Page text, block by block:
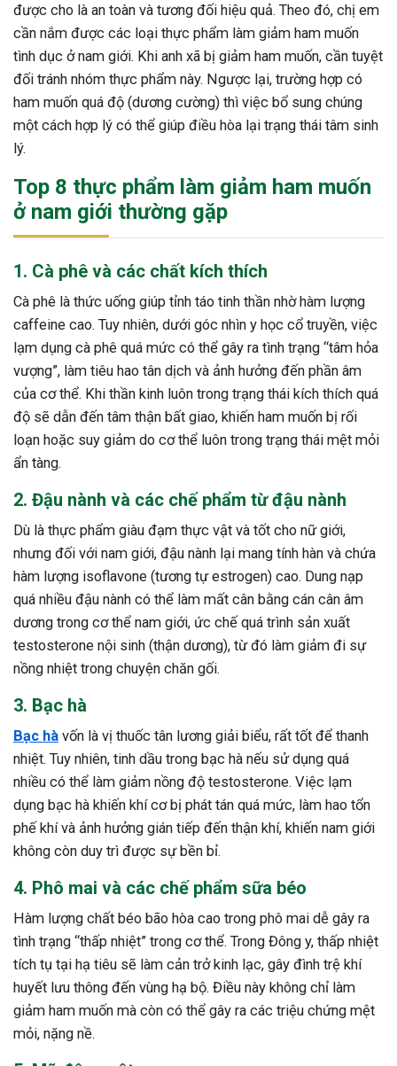
được cho là an toàn và tương đối hiệu quả. Theo đó, chị em
cần nắm được các loại thực phẩm làm giảm ham muốn
tình dục ở nam giới. Khi anh xã bị giảm ham muốn, cần tuyệt
đối tránh nhóm thực phẩm này. Ngược lại, trường hợp có
ham muốn quá độ (dương cường) thì việc bổ sung chúng
một cách hợp lý có thể giúp điều hòa lại trạng thái tâm sinh
lý.
Top 8 thực phẩm làm giảm ham muốn
ở nam giới thường gặp
1. Cà phê và các chất kích thích
Cà phê là thức uống giúp tỉnh táo tinh thần nhờ hàm lượng
caffeine cao. Tuy nhiên, dưới góc nhìn y học cổ truyền, việc
lạm dụng cà phê quá mức có thể gây ra tình trạng “tâm hỏa
vượng”, làm tiêu hao tân dịch và ảnh hưởng đến phần âm
của cơ thể. Khi thần kinh luôn trong trạng thái kích thích quá
độ sẽ dẫn đến tâm thận bất giao, khiến ham muốn bị rối
loạn hoặc suy giảm do cơ thể luôn trong trạng thái mệt mỏi
ẩn tàng.
2. Đậu nành và các chế phẩm từ đậu nành
Dù là thực phẩm giàu đạm thực vật và tốt cho nữ giới,
nhưng đối với nam giới, đậu nành lại mang tính hàn và chứa
hàm lượng isoflavone (tương tự estrogen) cao. Dung nạp
quá nhiều đậu nành có thể làm mất cân bằng cán cân âm
dương trong cơ thể nam giới, ức chế quá trình sản xuất
testosterone nội sinh (thận dương), từ đó làm giảm đi sự
nồng nhiệt trong chuyện chăn gối.
3. Bạc hà
Bạc hà vốn là vị thuốc tân lương giải biểu, rất tốt để thanh
nhiệt. Tuy nhiên, tinh dầu trong bạc hà nếu sử dụng quá
nhiều có thể làm giảm nồng độ testosterone. Việc lạm
dụng bạc hà khiến khí cơ bị phát tán quá mức, làm hao tổn
phế khí và ảnh hưởng gián tiếp đến thận khí, khiến nam giới
không còn duy trì được sự bền bỉ.
4. Phô mai và các chế phẩm sữa béo
Hàm lượng chất béo bão hòa cao trong phô mai dễ gây ra
tình trạng “thấp nhiệt” trong cơ thể. Trong Đông y, thấp nhiệt
tích tụ tại hạ tiêu sẽ làm cản trở kinh lạc, gây đình trệ khí
huyết lưu thông đến vùng hạ bộ. Điều này không chỉ làm
giảm ham muốn mà còn có thể gây ra các triệu chứng mệt
mỏi, nặng nề.